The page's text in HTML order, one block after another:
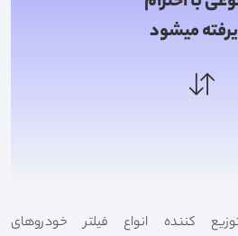
میشود
کننده انواع فیلتر خودروهای